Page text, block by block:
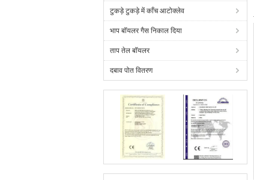
टुकड़े टुकड़े में काँच आटोक्लेव
भाप बॉयलर गैस निकाल दिया
ताप तेल बॉयलर
दबाव पोत वितरण